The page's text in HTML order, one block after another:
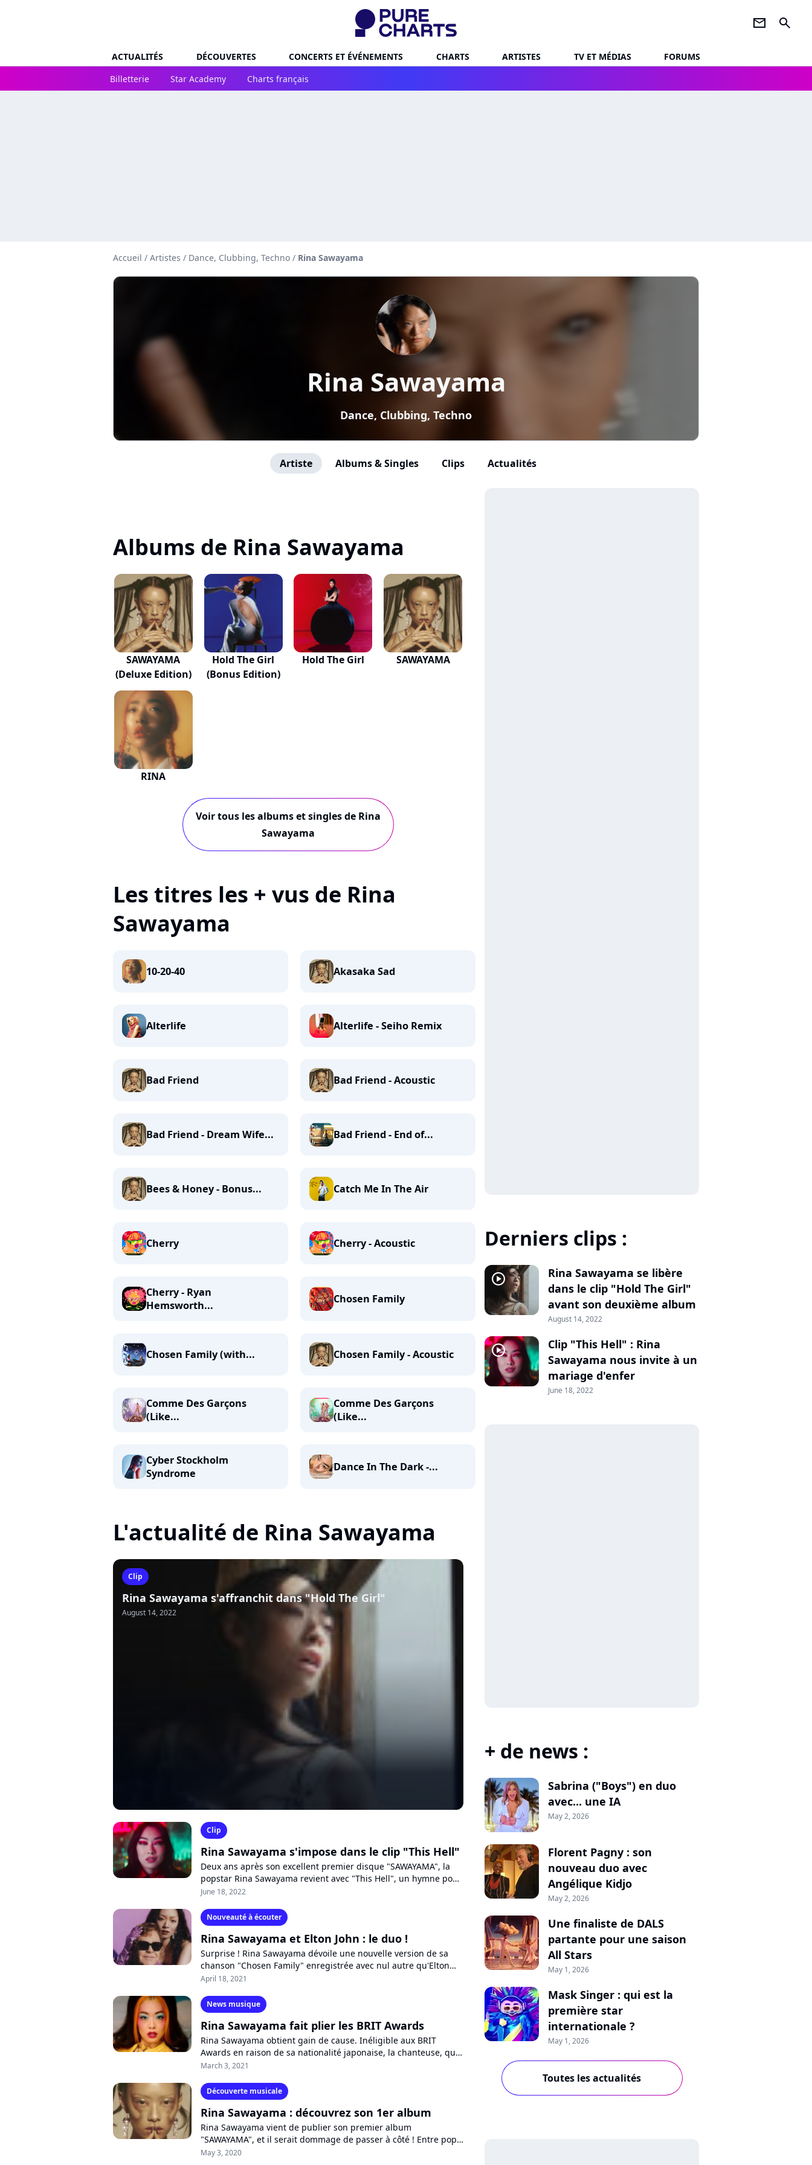
newsletter search
ACTUALITÉS DÉCOUVERTES CONCERTS ET ÉVÉNEMENTS CHARTS ARTISTES TV ET MÉDIAS
FORUMS
Billetterie
Star Academy Charts français
Accueil / Artistes / Dance, Clubbing, Techno / Rina Sawayama
Rina Sawayama
Dance, Clubbing, Techno
Artiste Albums & Singles Clips Actualités
Albums de Rina Sawayama
SAWAYAMA
(Deluxe Edition)
Hold The Girl
(Bonus Edition)
Hold The Girl SAWAYAMA
RINA
Voir tous les albums et singles de Rina
Sawayama
Les titres les + vus de Rina
Sawayama
10-20-40 Akasaka Sad
Alterlife Alterlife - Seiho Remix
Bad Friend Bad Friend - Acoustic
Bad Friend - Dream Wife... Bad Friend - End of...
Bees & Honey - Bonus... Catch Me In The Air
Cherry Cherry - Acoustic
Cherry - Ryan
Hemsworth...
Chosen Family
Chosen Family (with... Chosen Family - Acoustic
Comme Des Garçons
(Like...
Comme Des Garçons
(Like...
Cyber Stockholm
Syndrome
Dance In The Dark -...
L'actualité de Rina Sawayama
Clip
Rina Sawayama s'affranchit dans "Hold The Girl"
August 14, 2022
Clip
Rina Sawayama s'impose dans le clip "This Hell"
Deux ans après son excellent premier disque "SAWAYAMA", la
popstar Rina Sawayama revient avec "This Hell", un hymne pop
ravageur annonçant son deuxième...
June 18, 2022
Nouveauté à écouter
Rina Sawayama et Elton John : le duo !
Surprise ! Rina Sawayama dévoile une nouvelle version de sa
chanson "Chosen Family" enregistrée avec nul autre qu'Elton
John. Découvrez ce joli duo au...
April 18, 2021
News musique
Rina Sawayama fait plier les BRIT Awards
Rina Sawayama obtient gain de cause. Inéligible aux BRIT
Awards en raison de sa nationalité japonaise, la chanteuse, qui
a toujours vécu au Royaume-Uni,...
March 3, 2021
Découverte musicale
Rina Sawayama : découvrez son 1er album
Rina Sawayama vient de publier son premier album
"SAWAYAMA", et il serait dommage de passer à côté ! Entre pop,
métal, R&B et électro, la chanteuse fait...
May 3, 2020
Derniers clips :
player2
Rina Sawayama se libère
dans le clip "Hold The Girl"
avant son deuxième album
August 14, 2022
player2
Clip "This Hell" : Rina
Sawayama nous invite à un
mariage d'enfer
June 18, 2022
+ de news :
Sabrina ("Boys") en duo
avec... une IA
May 2, 2026
Florent Pagny : son
nouveau duo avec
Angélique Kidjo
May 2, 2026
Une finaliste de DALS
partante pour une saison
All Stars
May 1, 2026
Mask Singer : qui est la
première star
internationale ?
May 1, 2026
Toutes les actualités